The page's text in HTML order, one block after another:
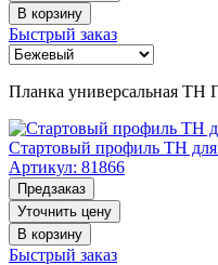
В корзину
Быстрый заказ
Планка универсальная ТН
Стартовый профиль ТН
Артикул: 81866
Предзаказ
Уточнить цену
В корзину
Быстрый заказ